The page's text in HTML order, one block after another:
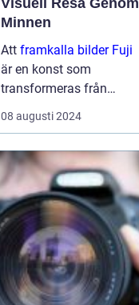
Visuell Resa Genom
Minnen
Att framkalla bilder Fuji
är en konst som
transformeras från
digitala pixlar på en
skärm till fysiska
Det är en process s...
08 augusti 2024